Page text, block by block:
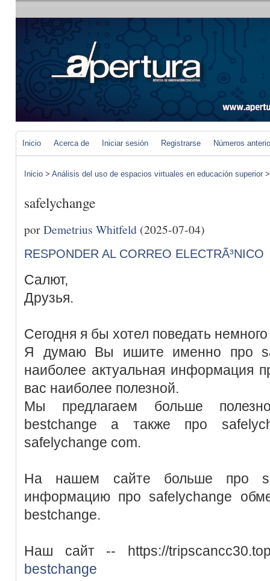
Inicio Acerca de Iniciar sesión Registrarse Números
Inicio > Análisis del uso de espacios virtuales en educación superior
safelychange
porDemetrius Whitfeld (2025-07-04)
RESPONDER AL CORREO ELECTRÃ³NICO
Салют,
Друзья.
Сегодня я бы хотел поведать
Я думаю Вы ишите именно про
наиболее актуальная информация
вас наиболее полезной.
Мы предлагаем больше
bestchange а также про
safelychange com.
На нашем сайте больше про
информацию про safelychange
bestchange.
Наш сайт -- https://
bestchange